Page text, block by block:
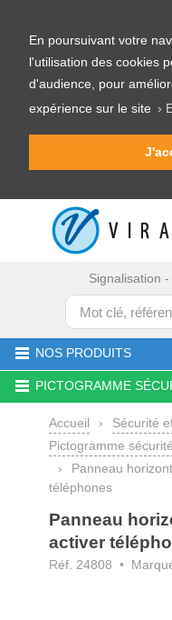
En poursuivant votre
l'utilisation des cookies
d'audience, pour
expérience sur le site ›
Signalisation
NOS PRODUITS
PICTOGRAMME
Accueil › Sécurité
Pictogramme sécurité
›
Panneau
téléphones
Panneau
activer
Réf. 24808 •